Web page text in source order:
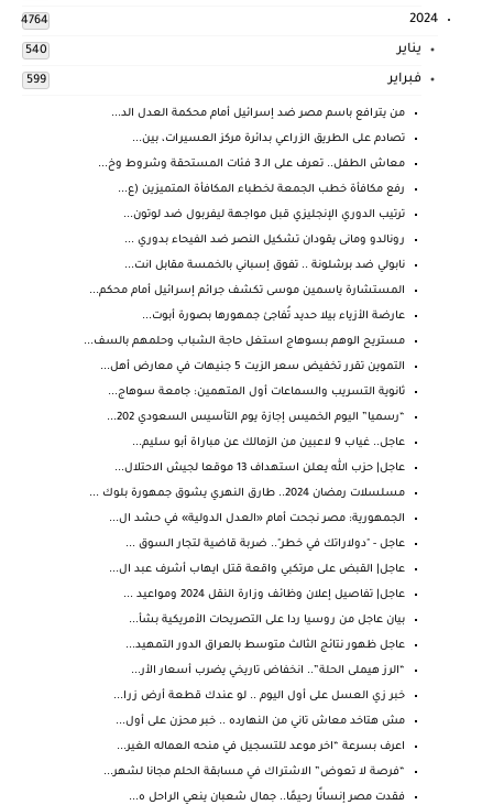
2024
4764
يناير 540
فبراير 599
من يترافع باسم مصر ضد إسرائيل أمام محكمة العدل الد...
تصادم على الطريق الزراعي بدائرة مركز العسيرات، بين...
معاش الطفل.. تعرف على الـ 3 فئات المستحقة وشروط وخ...
رفع مكافأة خطب الجمعة لخطباء المكافأة المتميزين (ع...
ترتيب الدوري الإنجليزي قبل مواجهة ليفربول ضد لوتون...
رونالدو ومانى يقودان تشكيل النصر ضد الفيحاء بدوري ...
نابولي ضد برشلونة .. تفوق إسباني بالخمسة مقابل انت...
المستشارة ياسمين موسى تكشف جرائم إسرائيل أمام محكم...
‏عارضة الأزياء بيلا حديد تُفاجئ جمهورها بصورة أبوت...
مستريح الوهم بسوهاج استغل حاجة الشباب وحلمهم بالسف...
التموين تقرر تخفيض سعر الزيت 5 جنيهات في معارض أهل...
ثانوية التسريب والسماعات أول المتهمين: جامعة سوهاج...
“رسميا” اليوم الخميس إجازة يوم التأسيس السعودي 202...
عاجل.. غياب 9 لاعبين من الزمالك عن مباراة أبو سليم...
عاجل| حزب الله يعلن استهداف 13 موقعا لجيش الاحتلال...
مسلسلات رمضان 2024.. طارق النهري يشوق جمهورة بلوك ...
الجمهورية: مصر نجحت أمام «العدل الدولية» في حشد ال...
عاجل - "دولاراتك في خطر".. ضربة قاضية لتجار السوق ...
عاجل| القبض على مرتكبي واقعة قتل ايهاب أشرف عبد ال...
عاجل| تفاصيل إعلان وظائف وزارة النقل 2024 ومواعيد ...
بيان عاجل من روسيا ردا على التصريحات الأمريكية بشأ...
عاجل ظهور نتائج الثالث متوسط بالعراق الدور التمهيد...
“الرز هيملى الحلة”.. انخفاض تاريخي يضرب أسعار الأر...
خبر زي العسل على أول اليوم .. لو عندك قطعة أرض زرا...
مش هتاخد معاش تاني من النهارده .. خبر محزن على أول...
اعرف بسرعة “اخر موعد للتسجيل في منحه العماله الغير...
“فرصة لا تعوض” الاشتراك في مسابقة الحلم مجانا لشهر...
فقدت مصر إنسانًا رحيمًا.. جمال شعبان ينعي الراحل ه...